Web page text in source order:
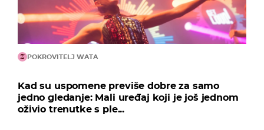
POKROVITELJ WATA
Kad su uspomene previše dobre za samo
jedno gledanje: Mali uređaj koji je još jednom
oživio trenutke s ple...